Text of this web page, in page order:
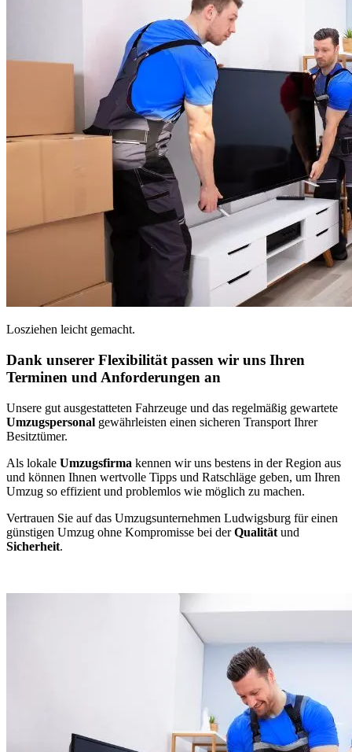
Losziehen leicht gemacht.
Dank unserer Flexibilität passen wir uns Ihren
Terminen und Anforderungen an
Unsere gut ausgestatteten Fahrzeuge und das regelmäßig gewartete
Umzugspersonal gewährleisten einen sicheren Transport Ihrer
Besitztümer.
Als lokale Umzugsfirma kennen wir uns bestens in der Region aus
und können Ihnen wertvolle Tipps und Ratschläge geben, um Ihren
Umzug so effizient und problemlos wie möglich zu machen.
Vertrauen Sie auf das Umzugsunternehmen Ludwigsburg für einen
günstigen Umzug ohne Kompromisse bei derQualität und
Sicherheit.